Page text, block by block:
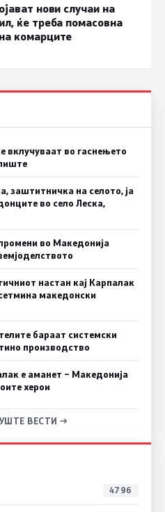
нови случаи на
ќе треба помасовна
комарците
вклучуваат во гаснењето
заштитничка на селото, ја
во село Леска,
во Македонија
настан кај Карпалак
македонски
бараат системски
производство
е аманет – Македонија
херои
ВЕСТИ →
4796